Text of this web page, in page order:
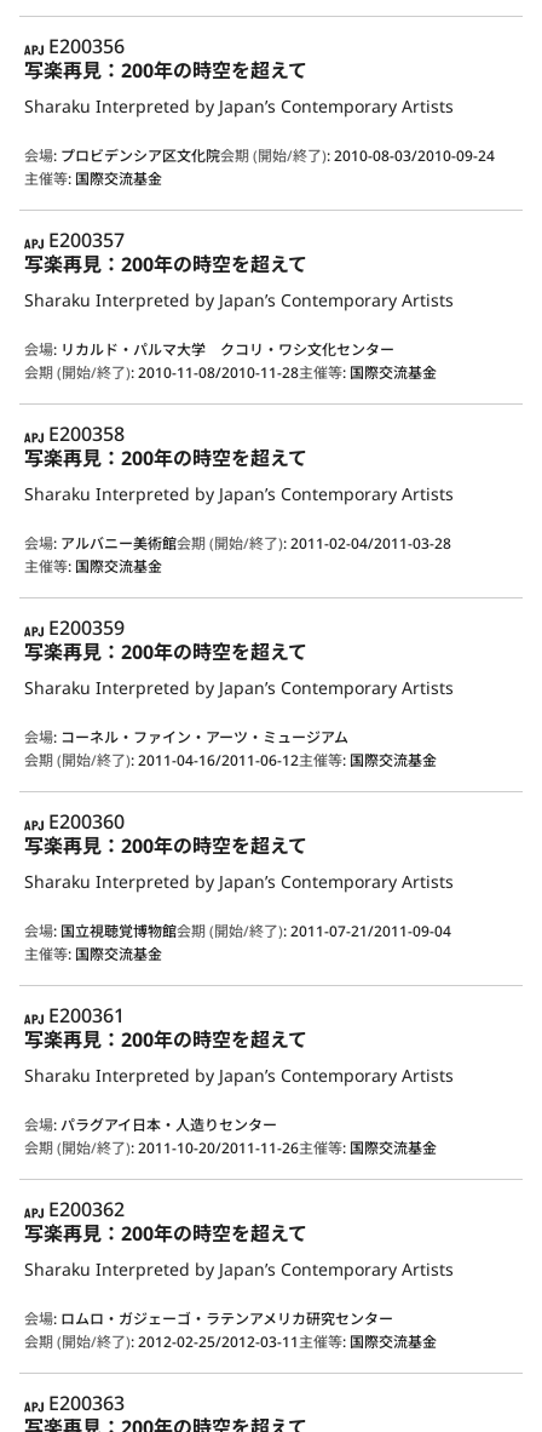
APJ
E200356
写楽再見：200年の時空を超えて
Sharaku Interpreted by Japan’s Contemporary Artists
会場: プロビデンシア区文化院会期 (開始/終了):2010-08-03/2010-09-24
主催等: 国際交流基金
APJ
E200357
写楽再見：200年の時空を超えて
Sharaku Interpreted by Japan’s Contemporary Artists
会場: リカルド・パルマ大学 クコリ・ワシ文化センター
会期 (開始/終了):2010-11-08/2010-11-28主催等: 国際交流基金
APJ
E200358
写楽再見：200年の時空を超えて
Sharaku Interpreted by Japan’s Contemporary Artists
会場: アルバニー美術館会期 (開始/終了):2011-02-04/2011-03-28
主催等: 国際交流基金
APJ
E200359
写楽再見：200年の時空を超えて
Sharaku Interpreted by Japan’s Contemporary Artists
会場: コーネル・ファイン・アーツ・ミュージアム
会期 (開始/終了):2011-04-16/2011-06-12主催等: 国際交流基金
APJ
E200360
写楽再見：200年の時空を超えて
Sharaku Interpreted by Japan’s Contemporary Artists
会場: 国立視聴覚博物館会期 (開始/終了):2011-07-21/2011-09-04
主催等: 国際交流基金
APJ
E200361
写楽再見：200年の時空を超えて
Sharaku Interpreted by Japan’s Contemporary Artists
会場:パラグアイ日本・人造りセンター
会期 (開始/終了):2011-10-20/2011-11-26主催等: 国際交流基金
APJ
E200362
写楽再見：200年の時空を超えて
Sharaku Interpreted by Japan’s Contemporary Artists
会場: ロムロ・ガジェーゴ・ラテンアメリカ研究センター
会期 (開始/終了):2012-02-25/2012-03-11主催等: 国際交流基金
APJ
E200363